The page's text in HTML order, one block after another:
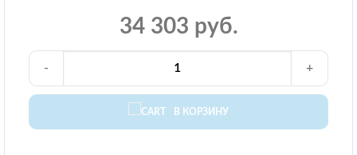
34 303 руб.
В КОРЗИНУ
- +